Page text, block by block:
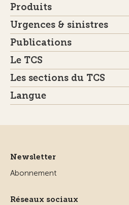
Produits
Urgences & sinistres
Publications
Le TCS
Les sections du TCS
Langue
Newsletter
Abonnement
Réseaux sociaux